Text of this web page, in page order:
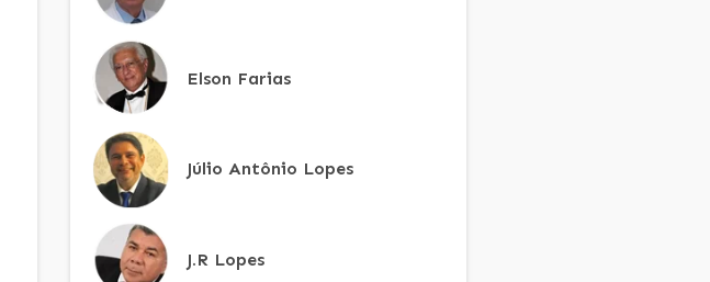
Elson Farias
Júlio Antônio Lopes
J.R Lopes